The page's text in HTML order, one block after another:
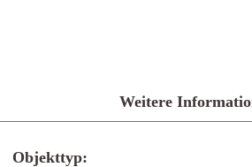
Weitere
Objekttyp: